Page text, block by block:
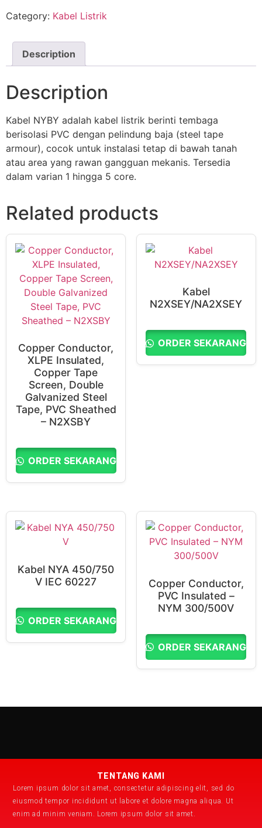
Category: Kabel Listrik
Description
Description
Kabel NYBY adalah kabel listrik berinti tembaga
berisolasi PVC dengan pelindung baja (steel tape
armour), cocok untuk instalasi tetap di bawah tanah
atau area yang rawan gangguan mekanis. Tersedia
dalam varian 1 hingga 5 core.
Related products
Copper Conductor,
XLPE Insulated,
Copper Tape
Screen, Double
Galvanized Steel
Tape, PVC Sheathed
– N2XSBY
ORDER SEKARANG
Kabel
N2XSEY/NA2XSEY
ORDER SEKARANG
Kabel NYA 450/750
V IEC 60227
ORDER SEKARANG
Copper Conductor,
PVC Insulated –
NYM 300/500V
ORDER SEKARANG
TENTANG KAMI
Lorem ipsum dolor sit amet, consectetur adipiscing elit, sed do
eiusmod tempor incididunt ut labore et dolore magna aliqua. Ut
enim ad minim veniam. Lorem ipsum dolor sit amet.